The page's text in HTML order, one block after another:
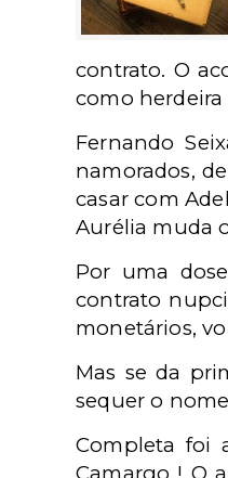
contrato. O
como
Fernando
namorados,
casar com
Aurélia muda
Por uma
contrato
monetários,
Mas se da
sequer o
Completa foi